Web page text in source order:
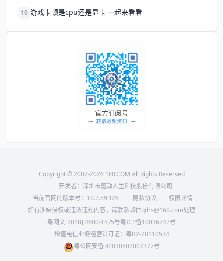
10 游戏卡顿是cpu还是显卡 一起来看看
Copyright © 2007-2026 160.COM All Rights Reserved
开发者：深圳市驱动人生科技股份有限公司
当前官网的版本号： 10.2.59.126 隐私协议
权限详情
如有涉嫌侵权或违法违规内容，请联系邮件qdrs@160.com处理
粤网文[2018] 4600-1575号粤ICP备10036742号
增值电信业务经营许可证：粤B2-20110534
粤公网安备 44030502007377号